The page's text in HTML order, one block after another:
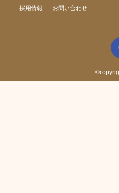
採用情報 お問い合わせ